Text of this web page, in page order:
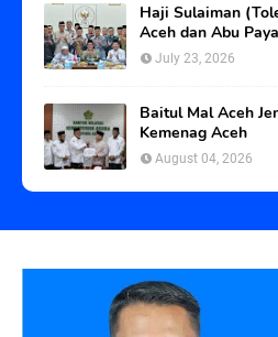
Haji Sulaiman
Aceh dan Abu
Status Tanah
July 23, 2026
Baitul Mal Aceh
Kemenag Aceh
August 04, 2026